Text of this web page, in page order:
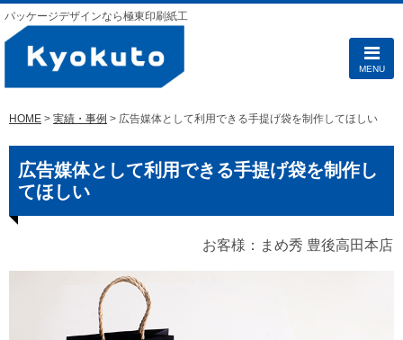
パッケージデザインなら極東印刷紙工
MENU
HOME > 実績・事例 > 広告媒体として利用できる手提げ袋を制作してほしい
広告媒体として利用できる手提げ袋を制作し
てほしい
お客様：まめ秀 豊後高田本店